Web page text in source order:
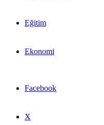
Eğitim
Ekonomi
Facebook
X